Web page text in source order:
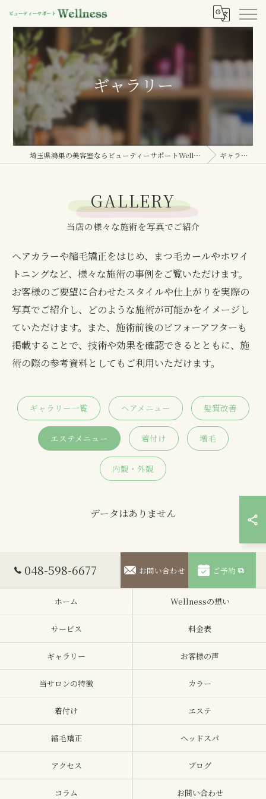
ギャラリー
埼玉県鴻巣の美容室ならビューティーサポートWellness ギャラリー
GALLERY
当店の様々な施術を写真でご紹介
ヘアカラーや縮毛矯正をはじめ、まつ毛カールやホワイ
トニングなど、様々な施術の事例をご覧いただけます。
お客様のご要望に合わせたスタイルや仕上がりを実際の
写真でご紹介し、どのような施術が可能かをイメージし
ていただけます。また、施術前後のビフォーアフターも
掲載することで、技術や効果を確認できるとともに、施
術の際の参考資料としてもご利用いただけます。
ギャラリー一覧 ヘアメニュー 髪質改善
エステメニュー 着付け 増毛
内観・外観
データはありません
048-598-6677 お問い合わせ ご予約
ホーム Wellnessの想い
サービス 料金表
ギャラリー お客様の声
当サロンの特徴 カラー
着付け エステ
縮毛矯正 ヘッドスパ
アクセス ブログ
コラム お問い合わせ